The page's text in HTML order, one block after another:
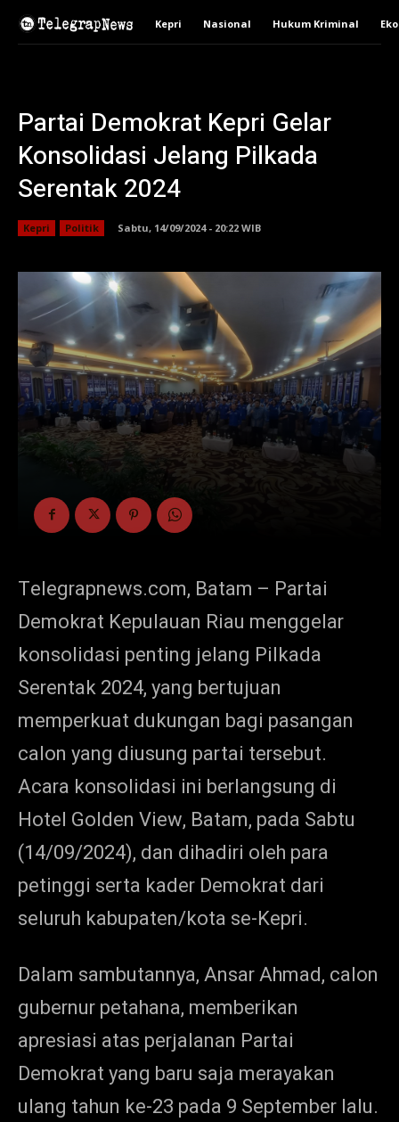
Kepri Nasional Hukum Kriminal
Partai Demokrat Kepri Gelar
Konsolidasi Jelang Pilkada
Serentak 2024
Kepri Politik Sabtu, 14/09/2024 - 20:22 WIB
Telegrapnews.com, Batam – Partai
Demokrat Kepulauan Riau menggelar
konsolidasi penting jelang Pilkada
Serentak 2024, yang bertujuan
memperkuat dukungan bagi pasangan
calon yang diusung partai tersebut.
Acara konsolidasi ini berlangsung di
Hotel Golden View, Batam, pada Sabtu
(14/09/2024), dan dihadiri oleh para
petinggi serta kader Demokrat dari
seluruh kabupaten/kota se-Kepri.
Dalam sambutannya, Ansar Ahmad, calon
gubernur petahana, memberikan
apresiasi atas perjalanan Partai
Demokrat yang baru saja merayakan
ulang tahun ke-23 pada 9 September lalu.